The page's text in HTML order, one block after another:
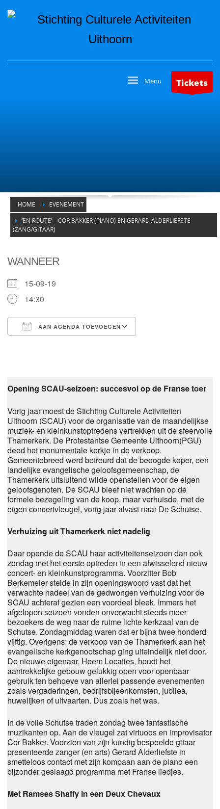
Tickets
HOME
EVENEMENT
‘EN ROUTE’ – COR BAKKER (PIANO) EN GERARD ALDERLIEFSTE
(ZANG/GITAAR)
WANNEER
15-09-19
14:30
AAN AGENDA TOEVOEGEN
Opening SCAU-seizoen: succesvol op de Franse toer
Vorig jaar moest de Stichting Culturele Activiteiten
Uithoorn (SCAU) voor de organisatie van de maandelijkse
muziek- en kleinkunstoptredens vertrekken uit de sfeervolle
Thamerkerk. De Protestantse Gemeente Uithoorn(PGU)
deed het monumentale kerkje in de verkoop.
Gemeentebreed werd betreurd dat de beoogde koper, een
landelijke evangelische geloofsgemeenschap, de
Thamerkerk uitsluitend wilde openstellen voor de eigen
geloofsgenoten. De SCAU bleef niet wachten op de
formele bezegeling van de koop, maar verhuisde, met de
eigen concertvleugel, vorig jaar alvast naar De Schutse.
Verhuizing uit Thamerkerk niet nadelig
Daar opende de SCAU haar activiteitenseizoen dan ook
zondag met het eerste optreden in een afwisselend nieuw
concert- en kleinkunstprogramma. Voorzitter Bob
Berkemeier stelde in zijn openingswoord vast dat het
verwachte nadeel van de gedwongen verhuizing voor de
SCAU achteraf gezien een voordeel bleek. Immers het
afgelopen seizoen vonden onverwacht steeds meer
bezoekers de weg naar de ruime lichte kerkzaal van de
Schutse. Zondagmiddag waren dat er bijna twee honderd
vijftig. Overigens: de verkoop van de Thamerkerk aan het
evangelische kerkgenootschap ging uiteindelijk niet door.
De nieuwe eigenaar, Heem Locaties, houdt het
aantrekkelijke gebouw gelukkig open voor openbaar
gebruik ten behoeve van allerlei passende evenementen
zoals vergaderingen, bedrijfsbijeenkomsten, jubilea,
huwelijken of uitvaarten. Dus zoals het was.
In de volle Schutse traden zondag twee fantastische
muzikanten op. Aan de vleugel zat virtuoos en improvisator
Cor Bakker. Voorzien van zijn kundig bespeelde gitaar
presenteerde zanger (en arts) Gerard Alderliefste in
smetteloos contact met zijn kompaan aan de piano een
bijzonder geslaagd programma met Franse liedjes.
Met Ramses Shaffy in een Deux Chevaux